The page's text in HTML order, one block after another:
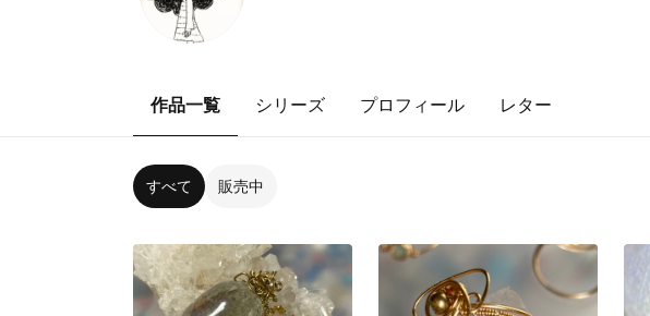
作品一覧 シリーズ プロフィール レター
すべて 販売中